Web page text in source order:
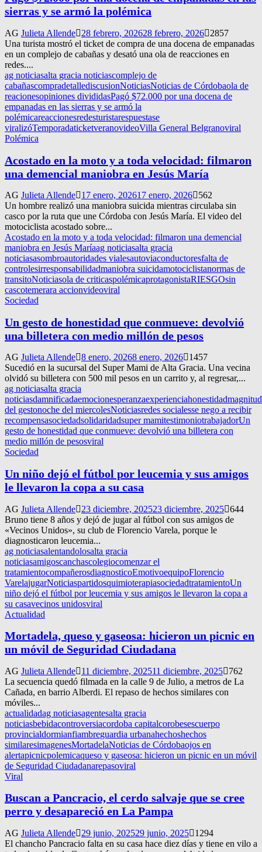
sierras y se armó la polémica
AG Julieta Allende 28 febrero, 202628 febrero, 2026
2857
Una turista mostró el ticket de compra de una docena de empanadas
en un complejo de cabañas y desató una ola de reacciones en
redes....
ag noticiasalta gracia noticiascomplejo de
cabañascompradetallediscusionNoticiasNoticias de Córdobaola de
reacionesopiniones divididasPagó $72.000 por una docena de
empanadas en las sierras y se armó la
polémicareaccionesredesturistarespuestase
viralizóTemporadaticketveranovideoVilla General Belgranoviral
Polémica
Acostado en la moto y a toda velocidad: filmaron
una demencial maniobra en Jesús María
AG Julieta Allende 17 enero, 202617 enero, 2026
562
Un hombre realizó una maniobra suicida mientras circulaba sin
casco por la ruta que une Córdoba con Jesús María. El video del
motociclista acostado sobre...
Acostado en la moto y a toda velocidad: filmaron una demencial
maniobra en Jesús Maríaag noticiasalta gracia
noticiasasombroautoridades vialesautoviaconductoresfalta de
controlesirresponsabilidadmaniobra suicidamotociclistanormas de
transitoNoticiasola de criticaspolémicaprotagonistaRIESGOsin
cascotemerara accionvideoviral
Sociedad
Un gesto de honestidad que conmueve: devolvió
una billetera con medio millón de pesos
AG Julieta Allende 8 enero, 20268 enero, 2026
1457
Sucedió en la sucursal del Super Mami de Alta Gracia. Una vecina
olvidó su billetera con 500 mil pesos en un carrito y, al regresar,...
ag noticiasalta gracia
noticiasdamnificadaemocionesperanzaexperienciahonestidadmagnitud
del gestonoche del miercolesNoticiasredes socialesse nego a recibir
recompensasociedadsolidaridadsuper mamitestimoniotrabajadorUn
gesto de honestidad que conmueve: devolvió una billetera con
medio millón de pesosviral
Sociedad
Un niño dejó el fútbol por leucemia y sus amigos
le llevaron la copa a su casa
AG Julieta Allende 23 diciembre, 202523 diciembre, 2025 644
Bruno tiene 8 años y dejó de jugar al fútbol con sus amigos de
«Vecinos Unidos», su club de Florencio Varela, porque le
diagnosticaron leucemia...
ag noticiasalentandolosalta gracia
noticiasamigoscanchascolegiocomenzar el
tratamientocompañerosdiagnosticoEmotivoequipoFlorencio
VarelajugarNoticiaspartidosquimioterapiasociedadtratamientoUn
niño dejó el fútbol por leucemia y sus amigos le llevaron la copa a
su casavecinos unidosviral
Actualidad
Mortadela, queso y gaseosa: hicieron un picnic en
un móvil de Seguridad Ciudadana
AG Julieta Allende 11 diciembre, 202511 diciembre, 2025
762
La secuencia quedó filmada en la calle 9 de Julio, a metros de La
Cañada, en barrio Alberdi. El repaso de hechos similares con
móviles...
actualidadag noticiasagentesalta gracia
noticiasbebidacontroversiacordoba capitalcorobesescuerpo
provincialdormianfiambreguardia urbanahechoshechos
similaresimagenesMortadelaNoticias de Córdobaojos en
alertapicnicpolemicaqueso y gaseosa: hicieron un picnic en un móvil
de Seguridad Ciudadanarepasoviral
Viral
Buscan a Pancracio, el cerdo salvaje que se cree
perro y desapareció en La Pampa
AG Julieta Allende 29 junio, 202529 junio, 2025
1294
El chancho Pancracio falta en su casa hace diez días y tiene en vilo a